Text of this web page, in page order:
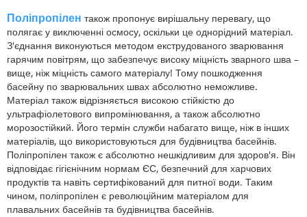
Поліпропілен також пропонує вирішальну перевагу, що
полягає у виключенні осмосу, оскільки це однорідний матеріал.
З'єднання виконуються методом екструдованого зварювання
гарячим повітрям, що забезпечує високу міцність зварного шва –
вище, ніж міцність самого матеріалу! Тому пошкодження
басейну по зварювальних швах абсолютно неможливе.
Матеріал також відрізняється високою стійкістю до
ультрафіолетового випромінювання, а також абсолютно
морозостійкий. Його термін служби набагато вище, ніж в інших
матеріалів, що використовуються для будівництва басейнів.
Поліпропілен також є абсолютно нешкідливим для здоров'я. Він
відповідає гігієнічним нормам ЄС, безпечний для харчових
продуктів та навіть сертифікований для питної води. Таким
чином, поліпропілен є революційним матеріалом для
плавальних басейнів та будівництва басейнів.